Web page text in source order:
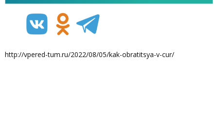
http://vpered-tum.ru/2022/08/05/kak-obratitsya-v-cur/